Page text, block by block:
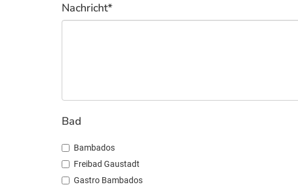
Nachricht*
Bad
Bambados
Freibad Gaustadt
Gastro Bambados